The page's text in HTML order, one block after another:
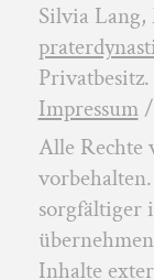
Silvia
Privatbesitz.
Impressum
Alle Rechte
sorgfältiger
Inhalte